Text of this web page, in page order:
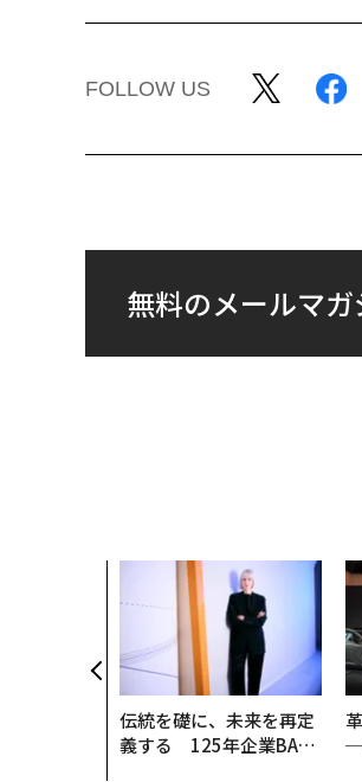
FOLLOW US
無料のメールマ
伝統を礎に、未来を再定
義する 125年企業BAT
─